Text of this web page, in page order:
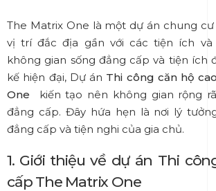
The Matrix One là một dự án chung
vị trí đắc địa gần với các tiện ích
không gian sống đẳng cấp và tiện ích
kế hiện đại, Dự án Thi công căn hộ
One kiến tạo nên không gian rộng
đẳng cấp. Đây hứa hẹn là nơi lý
đẳng cấp và tiện nghi của gia chủ.
1. Giới thiệu về dự án Thi
cấp The Matrix One